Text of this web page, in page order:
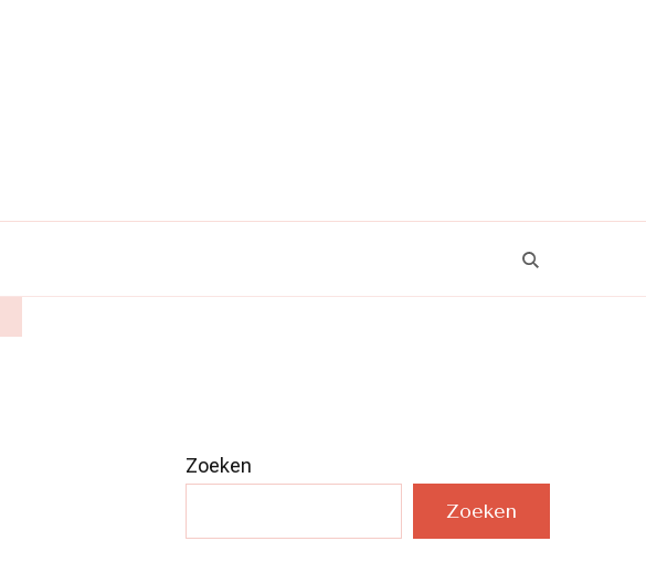
Zoeken
Zoeken